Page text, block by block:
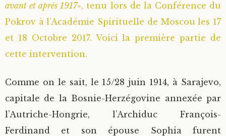
avant et après 1917», tenu lors de la Conférence du
Pokrov à l’Académie Spirituelle de Moscou les 17
et 18 Octobre 2017. Voici la première partie de
cette intervention.
Comme on le sait, le 15/28 juin 1914, à Sarajevo,
capitale de la Bosnie-Herzégovine annexée par
l’Autriche-Hongrie, l’Archiduc François-
Ferdinand et son épouse Sophia furent